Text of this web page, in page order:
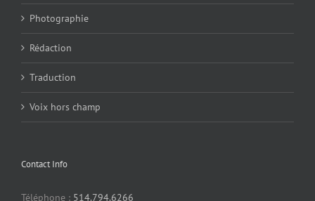
Photographie
Rédaction
Traduction
Voix hors champ
Contact Info
Téléphone : 514.794.6266